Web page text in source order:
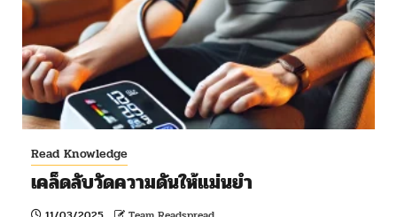
Read Knowledge
เคล็ดลับวัดความดันให้แม่นยำ